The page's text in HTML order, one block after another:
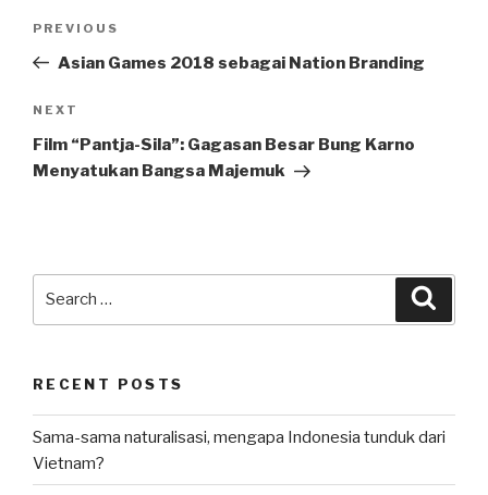
Previous
Post
PREVIOUS
Asian Games 2018 sebagai Nation Branding
Next
Post
NEXT
Film “Pantja-Sila”: Gagasan Besar Bung Karno
Menyatukan Bangsa Majemuk
RECENT POSTS
Sama-sama naturalisasi, mengapa Indonesia tunduk dari
Vietnam?